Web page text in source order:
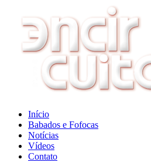
conteúdo
Início
Babados e Fofocas
Notícias
Vídeos
Contato